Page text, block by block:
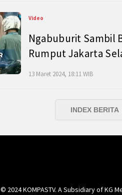
Video
Ngabuburit Sambil
Rumput Jakarta
13 Maret 2024, 18:11 WIB
INDEX BERITA
© 2024 KOMPASTV. A Subsidiary ofKG